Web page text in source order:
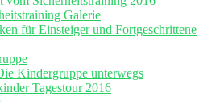
Galerie
für Einsteiger und Fortgeschrittene
Kindergruppe unterwegs
Tagestour 2016